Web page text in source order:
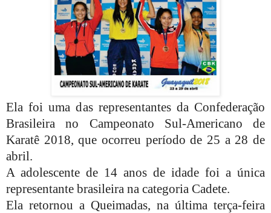
Ela foi uma das representantes da Confederação
Brasileira no Campeonato Sul-Americano de
Karatê 2018, que ocorreu período de 25 a 28 de
abril.
A adolescente de 14 anos de idade foi a única
representante brasileira na categoria Cadete.
Ela retornou a Queimadas, na última terça-feira